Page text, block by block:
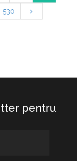
530
pentru